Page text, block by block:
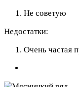
Не советую
Недостатки:
Очень частая